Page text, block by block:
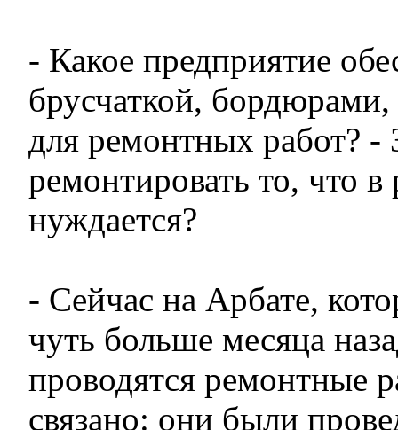
- Какое предприятие
брусчаткой,
для ремонтных работ? -
ремонтировать то, что в
нуждается?
- Сейчас на Арбате,
чуть больше месяца
проводятся ремонт­ные
связано: они были